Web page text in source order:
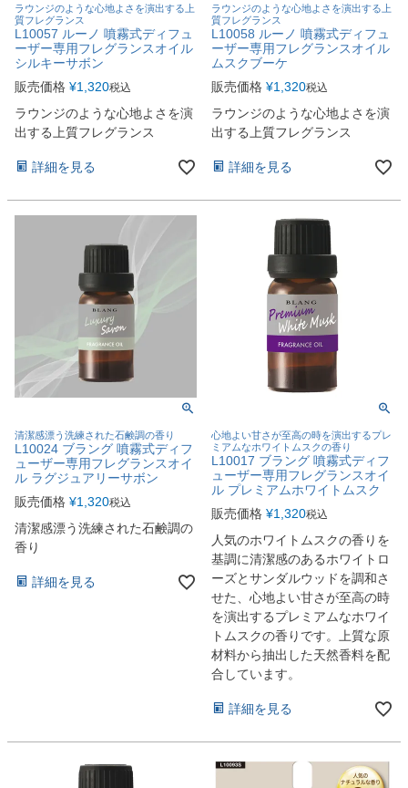
ラウンジのような心地よさを演出する上
質フレグランス
L10057 ルーノ 噴霧式ディフュ
ーザー専用フレグランスオイル
シルキーサボン
販売価格 ¥1,320税込
ラウンジのような心地よさを演
出する上質フレグランス
詳細を見る
ラウンジのような心地よさを演出する上
質フレグランス
L10058 ルーノ 噴霧式ディフュ
ーザー専用フレグランスオイル
ムスクブーケ
販売価格 ¥1,320税込
ラウンジのような心地よさを演
出する上質フレグランス
詳細を見る
清潔感漂う洗練された石鹸調の香り
L10024 ブラング 噴霧式ディフ
ューザー専用フレグランスオイ
ル ラグジュアリーサボン
販売価格 ¥1,320税込
清潔感漂う洗練された石鹸調の
香り
詳細を見る
心地よい甘さが至高の時を演出するプレ
ミアムなホワイトムスクの香り
L10017 ブラング 噴霧式ディフ
ューザー専用フレグランスオイ
ル プレミアムホワイトムスク
販売価格 ¥1,320税込
人気のホワイトムスクの香りを
基調に清潔感のあるホワイトロ
ーズとサンダルウッドを調和さ
せた、心地よい甘さが至高の時
を演出するプレミアムなホワイ
トムスクの香りです。上質な原
材料から抽出した天然香料を配
合しています。
詳細を見る